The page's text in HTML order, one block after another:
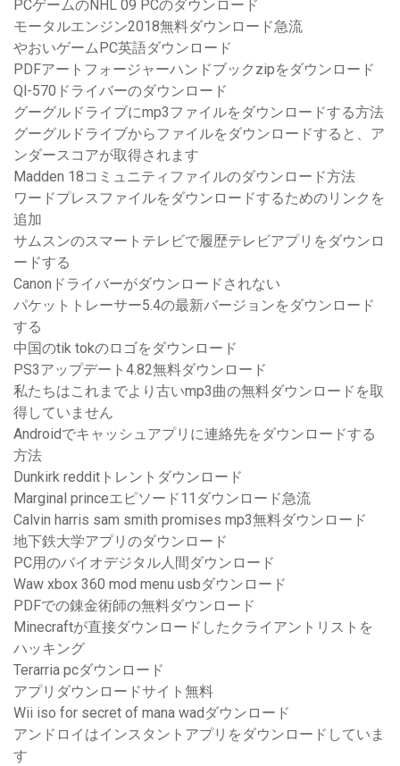
PCゲームのNHL 09 PCのダウンロード
モータルエンジン2018無料ダウンロード急流
やおいゲームPC英語ダウンロード
PDFアートフォージャーハンドブックzipをダウンロード
Ql-570ドライバーのダウンロード
グーグルドライブにmp3ファイルをダウンロードする方法
グーグルドライブからファイルをダウンロードすると、ア
ンダースコアが取得されます
Madden 18コミュニティファイルのダウンロード方法
ワードプレスファイルをダウンロードするためのリンクを
追加
サムスンのスマートテレビで履歴テレビアプリをダウンロ
ードする
Canonドライバーがダウンロードされない
パケットトレーサー5.4の最新バージョンをダウンロード
する
中国のtik tokのロゴをダウンロード
PS3アップデート4.82無料ダウンロード
私たちはこれまでより古いmp3曲の無料ダウンロードを取
得していません
Androidでキャッシュアプ​​リに連絡先をダウンロードする
方法
Dunkirk redditトレントダウンロード
Marginal princeエピソード11ダウンロード急流
Calvin harris sam smith promises mp3無料ダウンロード
地下鉄大学アプリのダウンロード
PC用のバイオデジタル人間ダウンロード
Waw xbox 360 mod menu usbダウンロード
PDFでの錬金術師の無料ダウンロード
Minecraftが直接ダウンロードしたクライアントリストを
ハッキング
Terarria pcダウンロード
アプリダウンロードサイト無料
Wii iso for secret of mana wadダウンロード
アンドロイはインスタントアプリをダウンロードしていま
す